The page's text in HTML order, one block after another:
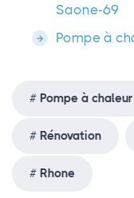
Saone-69
Pompe à
Pompe à chaleur
Rénovation
Rhone